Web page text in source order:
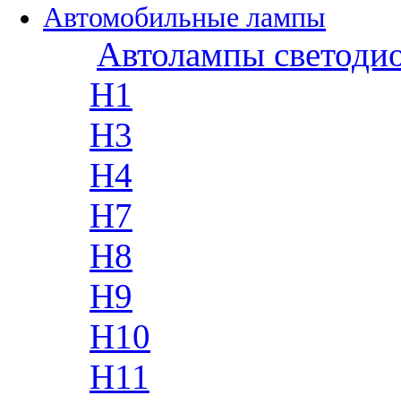
Автомобильные лампы
Автолампы
H1
H3
H4
H7
H8
H9
H10
H11